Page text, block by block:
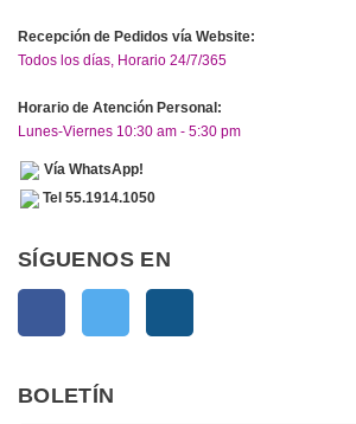
Recepción de Pedidos vía Website:
Todos los días, Horario 24/7/365
Horario de Atención Personal:
Lunes-Viernes 10:30 am - 5:30 pm
Vía WhatsApp!
Tel 55.1914.1050
SÍGUENOS EN
BOLETÍN